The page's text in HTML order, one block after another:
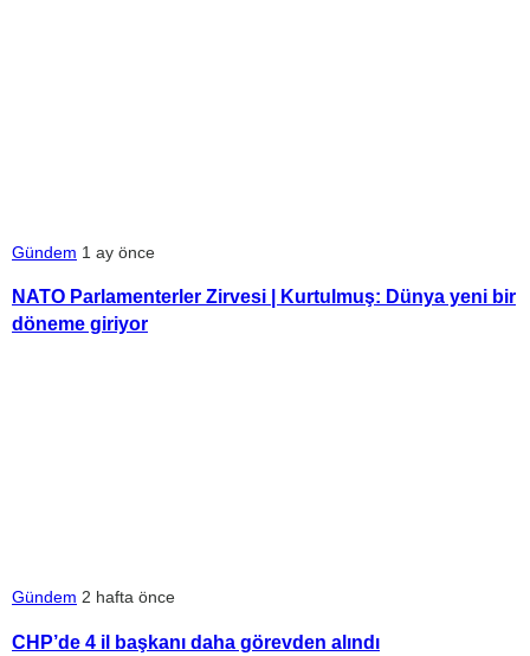
Gündem 1 ay önce
NATO Parlamenterler Zirvesi | Kurtulmuş: Dünya yeni bir
döneme giriyor
Gündem 2 hafta önce
CHP’de 4 il başkanı daha görevden alındı